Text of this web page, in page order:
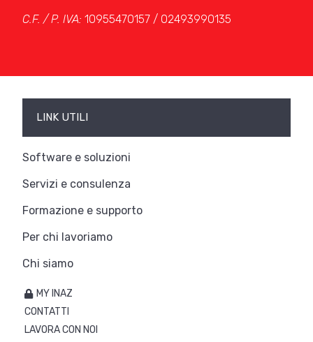
C.F. / P. IVA: 10955470157 / 02493990135
LINK UTILI
Software e soluzioni
Servizi e consulenza
Formazione e supporto
Per chi lavoriamo
Chi siamo
MY INAZ
CONTATTI
LAVORA CON NOI